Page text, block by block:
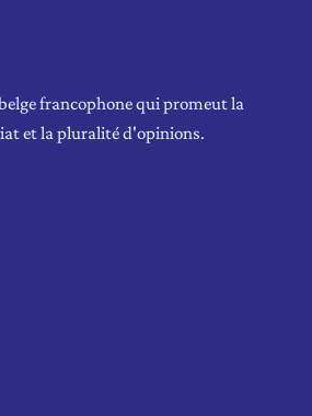
francophone qui promeut la
et la pluralité d'opinions.